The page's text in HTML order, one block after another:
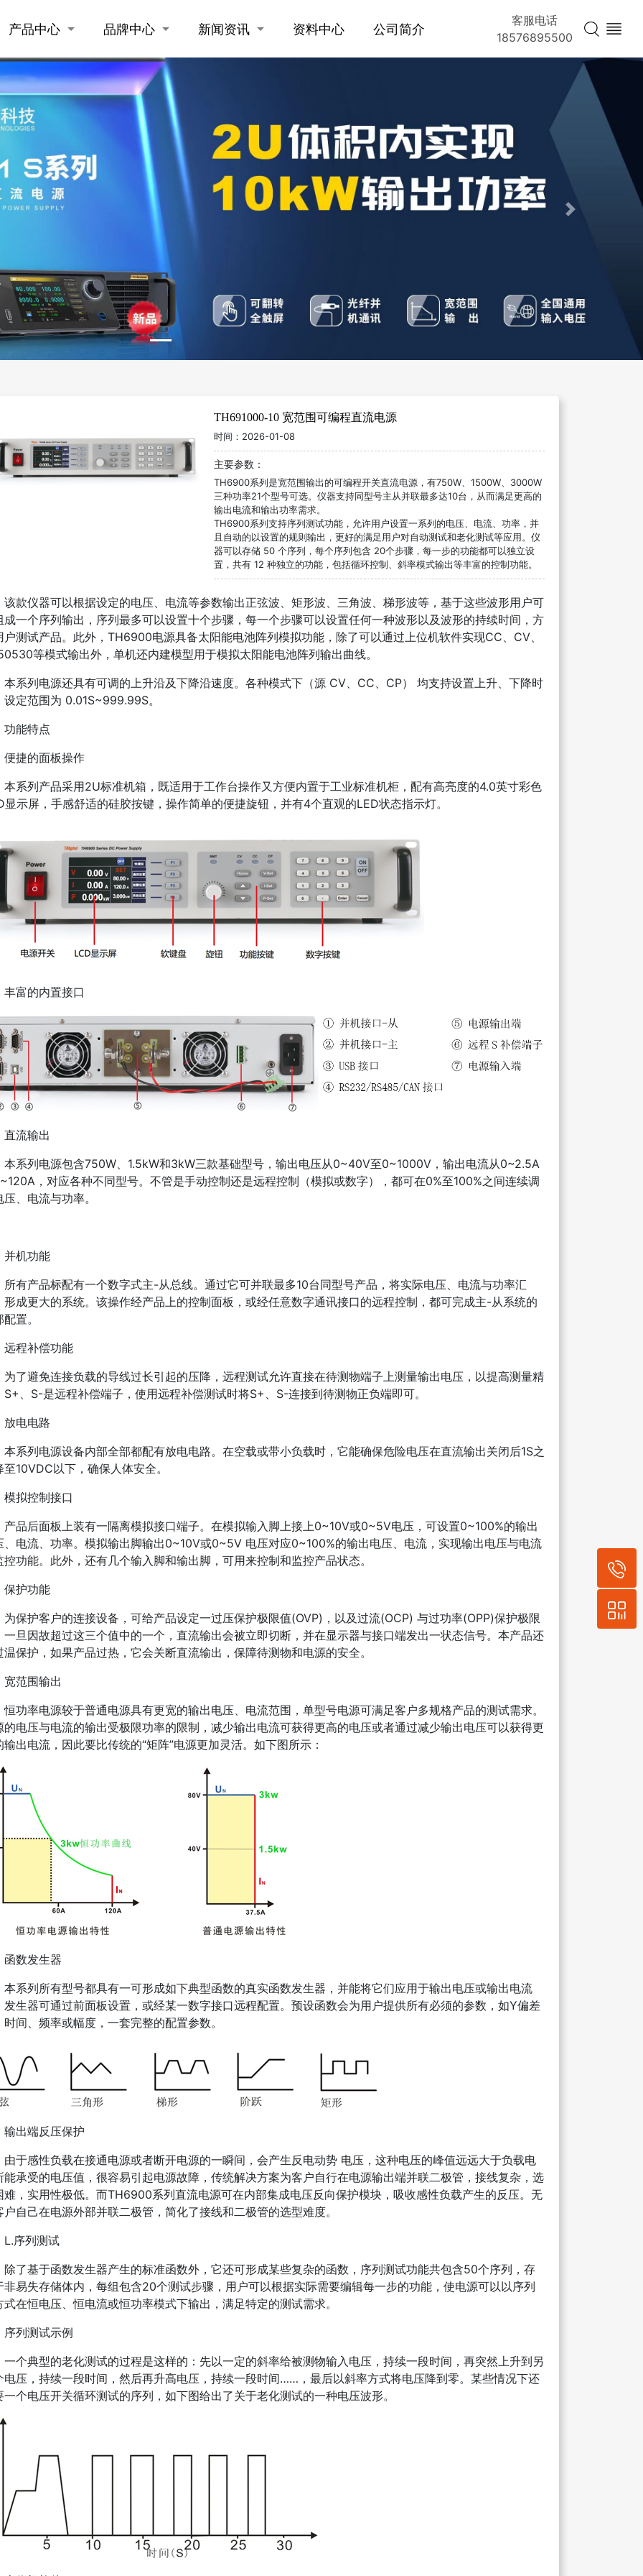
产品中心 品牌中心 新闻资讯 资料中心 公司简介
客服电话
18576895500
Next
TH691000-10 宽范围可编程直流电源
时间： 2026-01-08
主要参数：
TH6900系列是宽范围输出的可编程开关直流电源，有750W、1500W、3000W
三种功率21个型号可选。仪器支持同型号主从并联最多达10台，从而满足更高的
输出电流和输出功率需求。
TH6900系列支持序列测试功能，允许用户设置一系列的电压、电流、功率，并
且自动的以设置的规则输出，更好的满足用户对自动测试和老化测试等应用。仪
器可以存储 50 个序列，每个序列包含 20个步骤，每一步的功能都可以独立设
置，共有 12 种独立的功能，包括循环控制、斜率模式输出等丰富的控制功能。
该款仪器可以根据设定的电压、电流等参数输出正弦波、矩形波、三角波、梯形波等，基于这些波形用户可
成一个序列输出，序列最多可以设置十个步骤，每一个步骤可以设置任何一种波形以及波形的持续时间，方
户测试产品。此外，TH6900电源具备太阳能电池阵列模拟功能，除了可以通过上位机软件实现CC、CV、
等模式输出外，单机还内建模型用于模拟太阳能电池阵列输出曲线。
本系列电源还具有可调的上升沿及下降沿速度。各种模式下（源 CV、CC、CP） 均支持设置上升、下降时
设定范围为 0.01S~999.99S。
功能特点
便捷的面板操作
本系列产品采用2U标准机箱，既适用于工作台操作又方便内置于工业标准机柜，配有高亮度的4.0英寸彩色
显示屏，手感舒适的硅胶按键，操作简单的便捷旋钮，并有4个直观的LED状态指示灯。
丰富的内置接口
直流输出
本系列电源包含750W、1.5kW和3kW三款基础型号，输出电压从0~40V至0~1000V，输出电流从0~2.5A
，对应各种不同型号。不管是手动控制还是远程控制（模拟或数字），都可在0%至100%之间连续调
压、电流与功率。
并机功能
所有产品标配有一个数字式主-从总线。通过它可并联最多10台同型号产品，将实际电压、电流与功率汇
形成更大的系统。该操作经产品上的控制面板，或经任意数字通讯接口的远程控制，都可完成主-从系统的
置。
远程补偿功能
为了避免连接负载的导线过长引起的压降，远程测试允许直接在待测物端子上测量输出电压，以提高测量精
S+、S-是远程补偿端子，使用远程补偿测试时将S+、S-连接到待测物正负端即可。
放电电路
本系列电源设备内部全部都配有放电电路。在空载或带小负载时，它能确保危险电压在直流输出关闭后1S之
至10VDC以下，确保人体安全。
模拟控制接口
产品后面板上装有一隔离模拟接口端子。在模拟输入脚上接上0~10V或0~5V电压，可设置0~100%的输出
、电流、功率。模拟输出脚输出0~10V或0~5V 电压对应0~100%的输出电压、电流，实现输出电压与电流
控功能。此外，还有几个输入脚和输出脚，可用来控制和监控产品状态。
保护功能
为保护客户的连接设备，可给产品设定一过压保护极限值(OVP)，以及过流(OCP) 与过功率(OPP)保护极限
一旦因故超过这三个值中的一个，直流输出会被立即切断，并在显示器与接口端发出一状态信号。本产品还
温保护，如果产品过热，它会关断直流输出，保障待测物和电源的安全。
宽范围输出
恒功率电源较于普通电源具有更宽的输出电压、电流范围，单型号电源可满足客户多规格产品的测试需求。
的电压与电流的输出受极限功率的限制，减少输出电流可获得更高的电压或者通过减少输出电压可以获得更
输出电流，因此要比传统的“矩阵”电源更加灵活。如下图所示：
函数发生器
本系列所有型号都具有一可形成如下典型函数的真实函数发生器，并能将它们应用于输出电压或输出电流
发生器可通过前面板设置，或经某一数字接口远程配置。预设函数会为用户提供所有必须的参数，如Y偏差
时间、频率或幅度，一套完整的配置参数。
输出端反压保护
由于感性负载在接通电源或者断开电源的一瞬间，会产生反电动势 电压，这种电压的峰值远远大于负载电
能承受的电压值，很容易引起电源故障，传统解决方案为客户自行在电源输出端并联二极管，接线复杂，选
难，实用性极低。而TH6900系列直流电源可在内部集成电压反向保护模块，吸收感性负载产生的反压。无
户自己在电源外部并联二极管，简化了接线和二极管的选型难度。
L.序列测试
除了基于函数发生器产生的标准函数外，它还可形成某些复杂的函数，序列测试功能共包含50个序列，存
非易失存储体内，每组包含20个测试步骤，用户可以根据实际需要编辑每一步的功能，使电源可以以序列
式在恒电压、恒电流或恒功率模式下输出，满足特定的测试需求。
序列测试示例
一个典型的老化测试的过程是这样的：先以一定的斜率给被测物输入电压，持续一段时间，再突然上升到另
电压，持续一段时间，然后再升高电压，持续一段时间……，最后以斜率方式将电压降到零。某些情况下还
一个电压开关循环测试的序列，如下图给出了关于老化测试的一种电压波形。